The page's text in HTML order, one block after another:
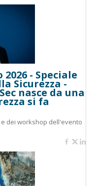
- Speciale
Sicurezza -
nasce da una
si fa
dei workshop dell'evento